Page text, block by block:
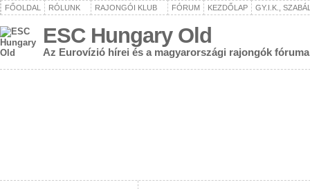
FŐOLDAL RÓLUNK RAJONGÓI KLUB FÓRUM KEZDŐLAP GY.I.K.,
ESC Hungary Old
Az Eurovízió hírei és a magyarországi rajongók fóruma